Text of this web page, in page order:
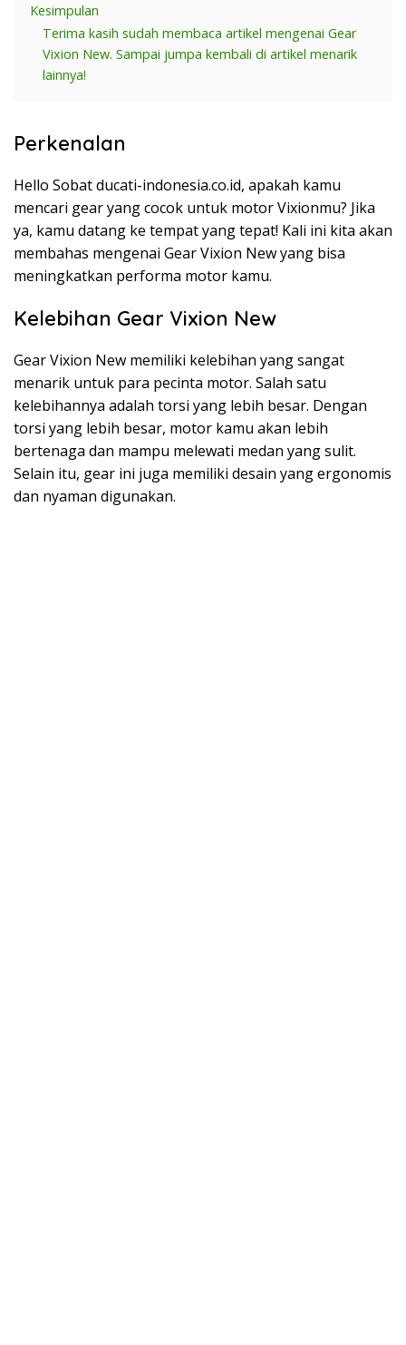
Kesimpulan
Terima kasih sudah membaca artikel mengenai Gear
Vixion New. Sampai jumpa kembali di artikel menarik
lainnya!
Perkenalan
Hello Sobat ducati-indonesia.co.id, apakah kamu
mencari gear yang cocok untuk motor Vixionmu? Jika
ya, kamu datang ke tempat yang tepat! Kali ini kita akan
membahas mengenai Gear Vixion New yang bisa
meningkatkan performa motor kamu.
Kelebihan Gear Vixion New
Gear Vixion New memiliki kelebihan yang sangat
menarik untuk para pecinta motor. Salah satu
kelebihannya adalah torsi yang lebih besar. Dengan
torsi yang lebih besar, motor kamu akan lebih
bertenaga dan mampu melewati medan yang sulit.
Selain itu, gear ini juga memiliki desain yang ergonomis
dan nyaman digunakan.